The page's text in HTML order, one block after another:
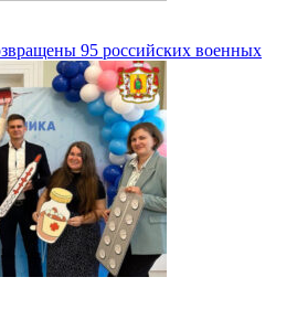
95 российских военных